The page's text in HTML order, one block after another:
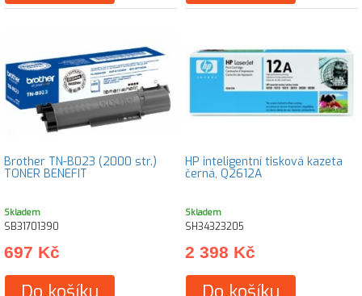
Brother TN-B023 (2000 str.)
TONER BENEFIT
Skladem
SB31701390
697 Kč
HP inteligentní tisková kazeta
černá, Q2612A
Skladem
SH34323205
2 398 Kč